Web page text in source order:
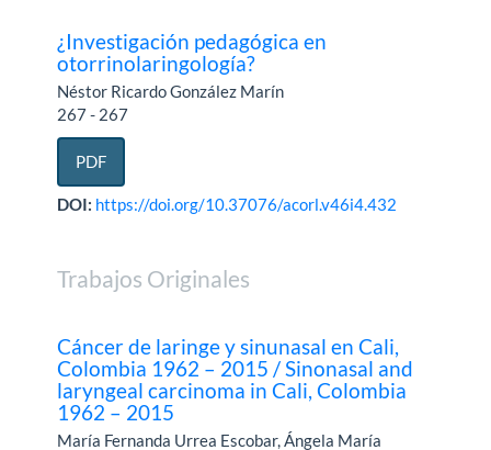
¿Investigación pedagógica en
otorrinolaringología?
Néstor Ricardo González Marín
267 - 267
PDF
DOI: https://doi.org/10.37076/acorl.v46i4.432
Trabajos Originales
Cáncer de laringe y sinunasal en Cali,
Colombia 1962 – 2015 / Sinonasal and
laryngeal carcinoma in Cali, Colombia
1962 – 2015
María Fernanda Urrea Escobar, Ángela María